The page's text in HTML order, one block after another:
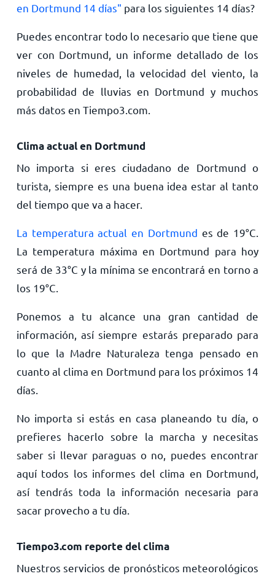
en Dortmund 14 días" para los siguientes 14 días?
Puedes encontrar todo lo necesario que tiene que
ver con Dortmund, un informe detallado de los
niveles de humedad, la velocidad del viento, la
probabilidad de lluvias en Dortmund y muchos
más datos en Tiempo3.com.
Clima actual en Dortmund
No importa si eres ciudadano de Dortmund o
turista, siempre es una buena idea estar al tanto
del tiempo que va a hacer.
La temperatura actual en Dortmund es de 19°C
La temperatura máxima en Dortmund para hoy
será de 33°C y la mínima se encontrará en torno a
los 19°C
Ponemos a tu alcance una gran cantidad de
información, así siempre estarás preparado para
lo que la Madre Naturaleza tenga pensado en
cuanto al clima en Dortmund para los próximos 14
días.
No importa si estás en casa planeando tu día, o
prefieres hacerlo sobre la marcha y necesitas
saber si llevar paraguas o no, puedes encontrar
aquí todos los informes del clima en Dortmund,
así tendrás toda la información necesaria para
sacar provecho a tu día.
Tiempo3.com reporte del clima
Nuestros servicios de pronósticos meteorológicos